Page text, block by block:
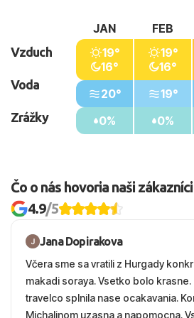
Vzduch
Voda
Zrážky
JAN
19°
16°
20°
0%
FEB
19°
16°
19°
0%
Čo o nás hovoria naši zákazníci
4.9/5
Jana Dopirakova
Včera sme sa vratili z Hurgady
makadi soraya. Vsetko bolo
travelco splnila nase ocakavania.
Michalinom uzasna a napomocna.